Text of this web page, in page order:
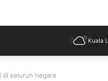
Kuala
di seluruh negara